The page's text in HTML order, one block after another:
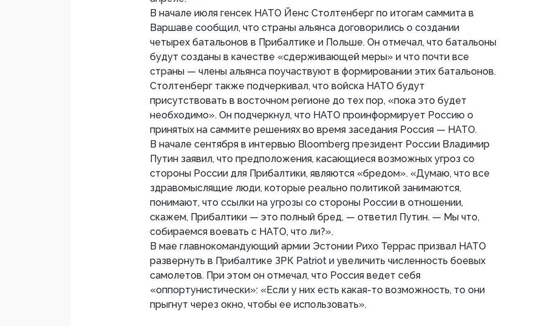
В начале июля генсек НАТО Йенс Столтенберг по итогам саммита в
Варшаве сообщил, что страны альянса договорились о создании
четырех батальонов в Прибалтике и Польше. Он отмечал, что батальоны
будут созданы в качестве «сдерживающей меры» и что почти все
страны — члены альянса поучаствуют в формировании этих батальонов.
Столтенберг также подчеркивал, что войска НАТО будут
присутствовать в восточном регионе до тех пор, «пока это будет
необходимо». Он подчеркнул, что НАТО проинформирует Россию о
принятых на саммите решениях во время заседания Россия — НАТО.
В начале сентября в интервью Bloomberg президент России Владимир
Путин заявил, что предположения, касающиеся возможных угроз со
стороны России для Прибалтики, являются «бредом». «Думаю, что все
здравомыслящие люди, которые реально политикой занимаются,
понимают, что ссылки на угрозы со стороны России в отношении,
скажем, Прибалтики — это полный бред, — ответил Путин. — Мы что,
собираемся воевать с НАТО, что ли?».
В мае главнокомандующий армии Эстонии Рихо Террас призвал НАТО
развернуть в Прибалтике ЗРК Patriot и увеличить численность боевых
самолетов. При этом он отмечал, что Россия ведет себя
«оппортунистически»: «Если у них есть какая-то возможность, то они
прыгнут через окно, чтобы ее использовать».